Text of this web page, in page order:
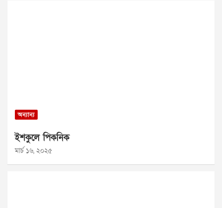
অন্যান্য
ইশকুলে পিকনিক
মার্চ ১৬, ২০২৫